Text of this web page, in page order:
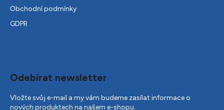
Obchodní podmínky
GDPR
Odebírat newsletter
Vložte svůj e-mail a my vám budeme zasílat informace o
nových produktech na našem e-shopu.